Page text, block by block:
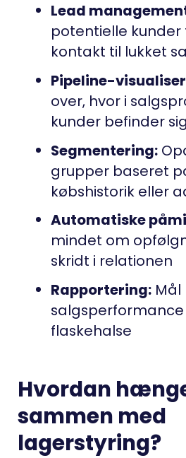
Lead
potentielle kunder
kontakt til lukket
Pipeline-
over, hvor i
kunder befinder sig
Segmentering:
grupper baseret
købshistorik eller
Automatiske
mindet om
skridt i relationen
Rapportering:Mål
flaskehalse
Hvordan
sammen med
lagerstyring?